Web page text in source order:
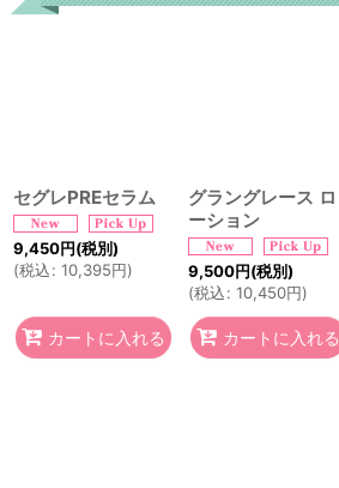
セグレPREセラム
9,450円(税別)
(税込: 10,395円)
カートに入れる
グラングレース ロ
ーション
9,500円(税別)
(税込: 10,450円)
カートに入れる